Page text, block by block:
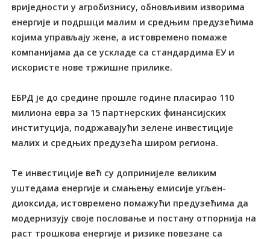
вриједности у агробизнису, обновљивим изворима
енергије и подршци малим и средњим предузећима
којима управљају жене, а истовремено помаже
компанијама да се ускладе са стандардима ЕУ и
искористе нове тржишне прилике.
ЕБРД је до средине прошле године пласирао 110
милиона евра за 15 партнерских финансијских
институција, подржавајући зелене инвестиције
малих и средњих предузећа широм региона.
Те инвестиције већ су допринијеле великим
уштедама енергије и смањењу емисије угљен-
диоксида, истовремено помажући предузећима да
модернизују своје пословање и постану отпорнија на
раст трошкова енергије и ризике повезане са